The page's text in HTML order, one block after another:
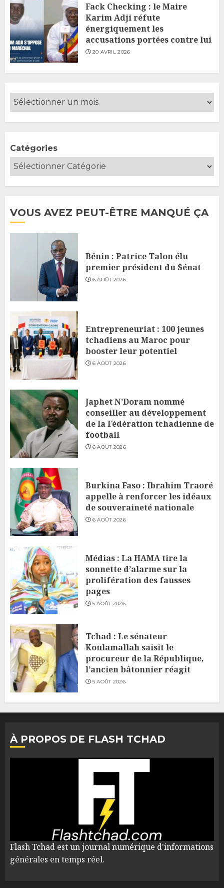
Fack Checking : le Maire
Karim Adji réfute
énergiquement les
accusations portées contre lui
20 AVRIL 2026
Catégories
VOUS AVEZ PEUT-ÊTRE MANQUÉ ÇA
Bénin : Patrice Talon élu
premier président du Sénat
6 AOÛT 2026
Entrepreneuriat : 100 jeunes
tchadiens au Maroc pour
booster leur potentiel
6 AOÛT 2026
Japhet N’Doram nommé
conseiller au développement
de la Fédération tchadienne de
football
6 AOÛT 2026
Burkina Faso : Ibrahim Traoré
appelle à renforcer les idéaux
de souveraineté nationale
6 AOÛT 2026
Médias : La HAMA tire la
sonnette d’alarme sur la
prolifération des fausses
pages
5 AOÛT 2026
Tchad : Le sénateur
Koulamallah saisit le
procureur de la République,
l’ancien bâtonnier réagit
5 AOÛT 2026
À PROPOS DE FLASH TCHAD
Flash Tchad est un journal numérique d'informations
générales en temps réel.